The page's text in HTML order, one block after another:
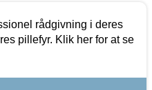
rådgivning i deres
pillefyr. Klik her for at se